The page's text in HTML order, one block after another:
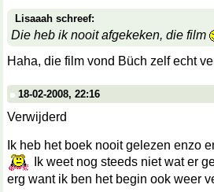
Lisaaah schreef:
Die heb ik nooit afgekeken, die film
Haha, die film vond Büch zelf echt
18-02-2008, 22:16
Verwijderd
Ik heb het boek nooit gelezen enzo
Ik weet nog steeds niet wat er
erg want ik ben het begin ook weer